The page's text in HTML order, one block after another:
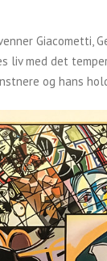
Giacometti,
med det
og hans